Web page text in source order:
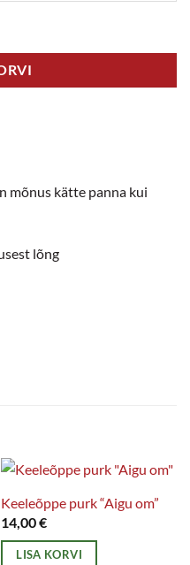
mõnus kätte panna kui
lõng
Keeleõppe purk “Aigu om”
14,00€
LISA KORVI